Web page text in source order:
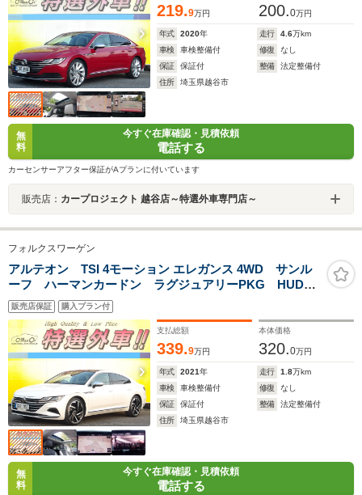
219.9万円 200.0万円
年式 2020年 走行 4.6万km
車検
車検整備付 修復
なし
保証
保証付 整備
法定整備付
住所
埼玉県越谷市
無
料
今すぐ在庫確認・見積依頼
電話する
カーセンサーアフター保証がAプランに付いています
販売店： カープロジェクト 越谷店～特選外車専門店～
フォルクスワーゲン
アルテオン TSI 4モーション エレガンス 4WD サンル
ーフ ハーマンカードン ラグジュアリーPKG HUD
ナビ 360度カメラ パーキングアシスト 黒革 ハンド
ル&シートヒーター 電動リアゲート AppleCarPlay
USB Bluetooth ワイヤレス充電 ACC ETC LED
販売店保証 購入プラン付
支払総額
339.9万円
本体価格
320.0万円
年式 2021年 走行 1.8万km
車検
車検整備付 修復
なし
保証
保証付 整備
法定整備付
住所
埼玉県越谷市
無
料
今すぐ在庫確認・見積依頼
電話する